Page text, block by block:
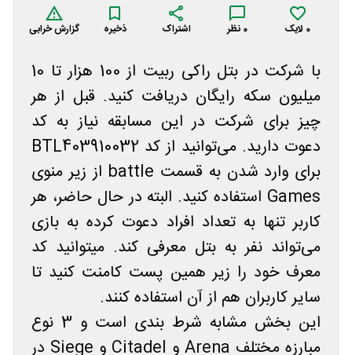
0 لایک 0 نظر اشتراک ذخیره گزارش خرابی
با شرکت در بتل راکی ربیت از 100 هزار تا 10
میلیون سکه رایگان دریافت کنید. قبل از هر
چیز برای شرکت در این مسابقه نیاز به کد
دعوت دارید. می‌توانید از کد BTL403910032
برای وارد شدن به قسمت battle از زیر منوی
Games استفاده کنید. البته در حال حاضر، هر
کاربر تنها به تعداد افراد دعوت کرده به بازی
می‌تواند نفر به بتل معرفی کند. میتوانید کد
معرف خود را زیر همین پست کامنت کنید تا
سایر کاربران هم از آن استفاده کنند.
این بخش مشابه شرط بندی است و 3 نوع
مبارزه مختلف Arena و Citadel و Siege در